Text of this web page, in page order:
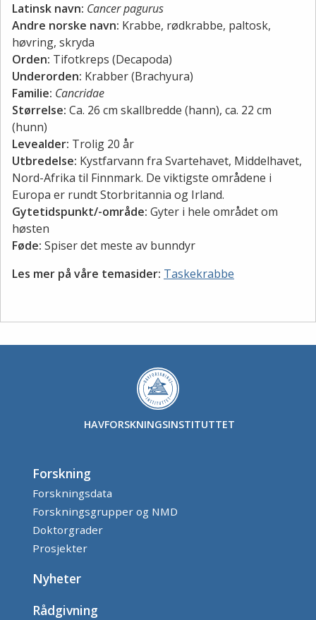
Latinsk navn: Cancer pagurus
Andre norske navn: Krabbe, rødkrabbe, paltosk,
høvring, skryda
Orden: Tifotkreps (Decapoda)
Underorden: Krabber (Brachyura)
Familie: Cancridae
Størrelse: Ca. 26 cm skallbredde (hann), ca. 22 cm
(hunn)
Levealder: Trolig 20 år
Utbredelse: Kystfarvann fra Svartehavet, Middelhavet,
Nord-Afrika til Finnmark. De viktigste områdene i
Europa er rundt Storbritannia og Irland.
Gytetidspunkt/-område: Gyter i hele området om
høsten
Føde: Spiser det meste av bunndyr
Les mer på våre temasider: Taskekrabbe
HAVFORSKNINGSINSTITUTTET
Forskning
Forskningsdata
Forskningsgrupper og NMD
Doktorgrader
Prosjekter
Nyheter
Rådgivning